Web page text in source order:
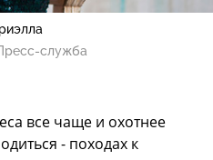
служба
все чаще и охотнее
- походах к